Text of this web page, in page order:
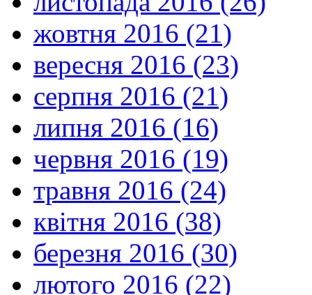
жовтня 2016 (21)
вересня 2016 (23)
серпня 2016 (21)
липня 2016 (16)
червня 2016 (19)
травня 2016 (24)
квітня 2016 (38)
березня 2016 (30)
лютого 2016 (22)